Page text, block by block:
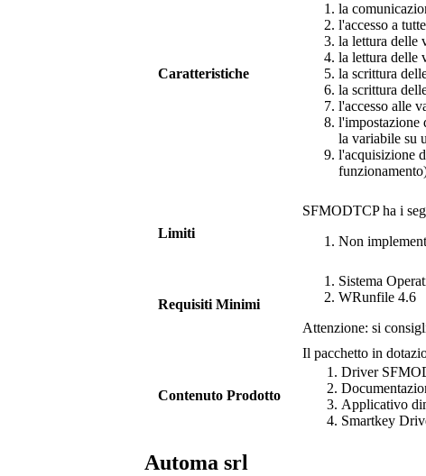
Caratteristiche
la
l'accesso a
la lettura delle
la lettura delle
la scrittura
la scrittura
l'accesso alle
l'impostazione
la variabile su
l'acquisizione
Limiti
SFMODTCPha i
Non
Requisiti Minimi
Sistema
WRunfile 4.6
Attenzione: si
Contenuto Prodotto
Il pacchetto in
Driver
Applicativo
Smartkey
Automa srl